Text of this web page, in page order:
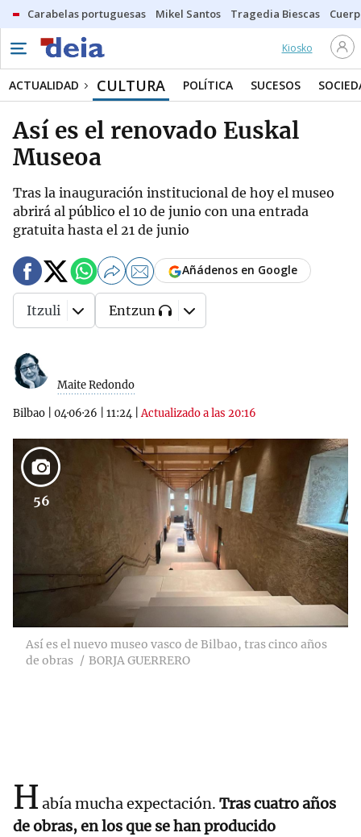
Carabelas portuguesas Mikel Santos Tragedia Biescas
Kiosko
ACTUALIDAD CULTURA POLÍTICA SUCESOS
Así es el renovado Euskal
Museoa
Tras la inauguración institucional de hoy el museo
abrirá al público el 10 de junio con una entrada
gratuita hasta el 21 de junio
Maite Redondo
Bilbao 04·06·26 11:24 |Actualizado a las 20:16
Añádenos en Google
Itzuli Entzun
56
Así es el nuevo museo vasco de Bilbao, tras cinco años
de obras
BORJA GUERRERO
H abía mucha expectación. Tras cuatro años
de obras, en los que se han producido